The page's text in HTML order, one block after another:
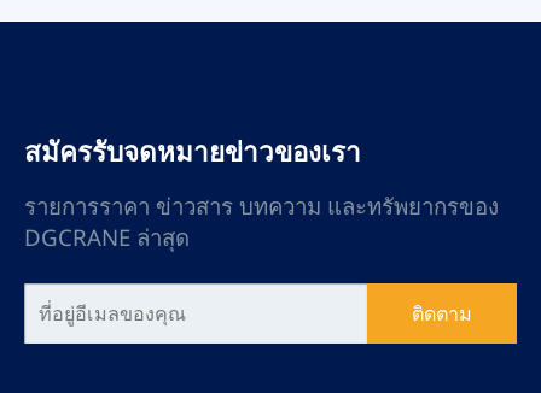
จะรับรู้ได้ สามารถลดกำลัง
คน ลดต้นทุนการผลิตและ
การดำเนินงาน และปรับปรุง
ประสิทธิภาพการทำงาน
สมัครรับจดหมายข่าวของเรา
รายการราคา ข่าวสาร บทความ และทรัพยากรของ
DGCRANE ล่าสุด
ติดตาม